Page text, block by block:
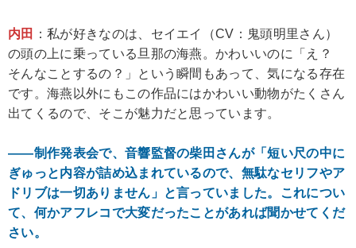
内田
：私が好きなのは、セイエイ（CV：鬼頭明里さん）
の頭の上に乗っている旦那の海燕。かわいいのに「え？
そんなことするの？」という瞬間もあって、気になる存在
です。海燕以外にもこの作品にはかわいい動物がたくさん
出てくるので、そこが魅力だと思っています。
――制作発表会で、音響監督の柴田さんが「短い尺の中に
ぎゅっと内容が詰め込まれているので、無駄なセリフやア
ドリブは一切ありません」と言っていました。これについ
て、何かアフレコで大変だったことがあれば聞かせてくだ
さい。